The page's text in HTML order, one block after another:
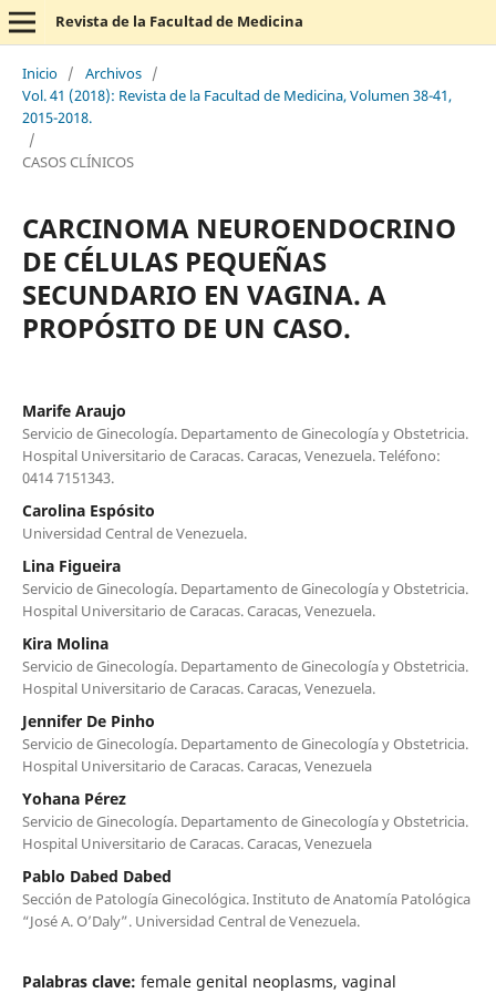
Revista de la Facultad de Medicina
Inicio / Archivos /
Vol. 41 (2018): Revista de la Facultad de Medicina, Volumen 38-41,
2015-2018.
/
CASOS CLÍNICOS
CARCINOMA NEUROENDOCRINO
DE CÉLULAS PEQUEÑAS
SECUNDARIO EN VAGINA. A
PROPÓSITO DE UN CASO.
Marife Araujo
Servicio de Ginecología. Departamento de Ginecología y Obstetricia.
Hospital Universitario de Caracas. Caracas, Venezuela. Teléfono:
0414 7151343.
Carolina Espósito
Universidad Central de Venezuela.
Lina Figueira
Servicio de Ginecología. Departamento de Ginecología y Obstetricia.
Hospital Universitario de Caracas. Caracas, Venezuela.
Kira Molina
Servicio de Ginecología. Departamento de Ginecología y Obstetricia.
Hospital Universitario de Caracas. Caracas, Venezuela.
Jennifer De Pinho
Servicio de Ginecología. Departamento de Ginecología y Obstetricia.
Hospital Universitario de Caracas. Caracas, Venezuela
Yohana Pérez
Servicio de Ginecología. Departamento de Ginecología y Obstetricia.
Hospital Universitario de Caracas. Caracas, Venezuela
Pablo Dabed Dabed
Sección de Patología Ginecológica. Instituto de Anatomía Patológica
“José A. O’Daly”. Universidad Central de Venezuela.
Palabras clave: female genital neoplasms, vaginal